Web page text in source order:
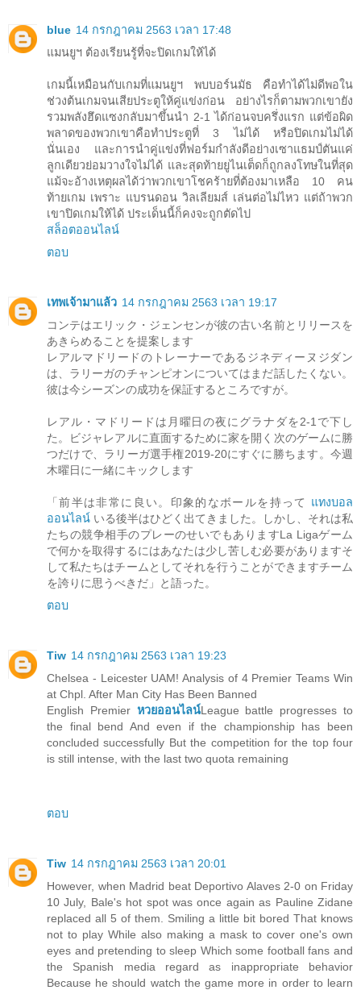
blue 14 กรกฎาคม 2563 เวลา 17:48
แมนยูฯ ต้องเรียนรู้ที่จะปิดเกมให้ได้
เกมนี้เหมือนกับเกมที่แมนยูฯ พบบอร์นมัธ คือทำได้ไม่ดีพอใน
ช่วงต้นเกมจนเสียประตูให้คู่แข่งก่อน อย่างไรก็ตามพวกเขายัง
รวมพลังฮึดแซงกลับมาขึ้นนำ 2-1 ได้ก่อนจบครึ่งแรก แต่ข้อผิด
พลาดของพวกเขาคือทำประตูที่ 3 ไม่ได้ หรือปิดเกมไม่ได้
นั่นเอง และการนำคู่แข่งที่ฟอร์มกำลังดีอย่างเซาแธมป์ตันแค่
ลูกเดียวย่อมวางใจไม่ได้ และสุดท้ายยูไนเต็ดก็ถูกลงโทษในที่สุด
แม้จะอ้างเหตุผลได้ว่าพวกเขาโชคร้ายที่ต้องมาเหลือ 10 คน
ท้ายเกม เพราะ แบรนดอน วิลเลียมส์ เล่นต่อไม่ไหว แต่ถ้าพวก
เขาปิดเกมให้ได้ ประเด็นนี้ก็คงจะถูกตัดไป
สล็อตออนไลน์
ตอบ
เทพเจ้ามาแล้ว 14 กรกฎาคม 2563 เวลา 19:17
コンテはエリック・ジェンセンが彼の古い名前とリリースを
あきらめることを提案します
レアルマドリードのトレーナーであるジネディーヌジダン
は、ラリーガのチャンピオンについてはまだ話したくない。
彼は今シーズンの成功を保証するところですが。
レアル・マドリードは月曜日の夜にグラナダを2-1で下し
た。ビジャレアルに直面するために家を開く次のゲームに勝
つだけで、ラリーガ選手権2019-20にすぐに勝ちます。今週
木曜日に一緒にキックします
「前半は非常に良い。印象的なボールを持って แทงบอล
ออนไลน์ いる後半はひどく出てきました。しかし、それは私
たちの競争相手のプレーのせいでもありますLa Ligaゲーム
で何かを取得するにはあなたは少し苦しむ必要がありますそ
して私たちはチームとしてそれを行うことができますチーム
を誇りに思うべきだ」と語った。
ตอบ
Tiw 14 กรกฎาคม 2563 เวลา 19:23
Chelsea - Leicester UAM! Analysis of 4 Premier Teams Win
at Chpl. After Man City Has Been Banned
English Premier หวยออนไลน์League battle progresses to
the final bend And even if the championship has been
concluded successfully But the competition for the top four
is still intense, with the last two quota remaining
ตอบ
Tiw 14 กรกฎาคม 2563 เวลา 20:01
However, when Madrid beat Deportivo Alaves 2-0 on Friday
10 July, Bale's hot spot was once again as Pauline Zidane
replaced all 5 of them. Smiling a little bit bored That knows
not to play While also making a mask to cover one's own
eyes and pretending to sleep Which some football fans and
the Spanish media regard as inappropriate behavior
Because he should watch the game more in order to learn